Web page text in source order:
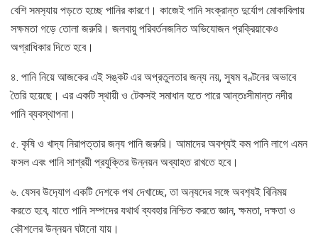
বেশি সমস‌্যায় পড়তে হচ্ছে পানির কারণে। কাজেই পানি সংক্রান্ত দুর্যোগ মোকাবিলায়
সক্ষমতা গড়ে তোলা জরুরি। জলবায়ু পরিবর্তনজনিত অভিযোজন প্রক্রিয়াকেও
অগ্রাধিকার দিতে হবে।
৪. পানি নিয়ে আজকের এই সঙ্কট এর অপ্রতুলতার জন্য নয়, সুষম বণ্টনের অভাবে
তৈরি হয়েছে। এর একটি স্থায়ী ও টেকসই সমাধান হতে পারে আন্তঃসীমান্ত নদীর
পানি ব্যবস্থাপনা।
৫. কৃষি ও খাদ্য নিরাপত্তার জন‌্য পানি জরুরি। আমাদের অবশ্যই কম পানি লাগে এমন
ফসল এবং পানি সাশ্রয়ী প্রযুক্তির উন্নয়ন অব্যাহত রাখতে হবে।
৬. যেসব উদ‌্যোগ একটি দেশকে পথ দেখাচ্ছে, তা অন‌্যদের সঙ্গে অবশ‌্যই বিনিময়
করতে হবে, যাতে পানি সম্পদের যথার্থ ব্যবহার নিশ্চিত করতে জ্ঞান, ক্ষমতা, দক্ষতা ও
কৌশলের উন্নয়ন ঘটানো যায়।